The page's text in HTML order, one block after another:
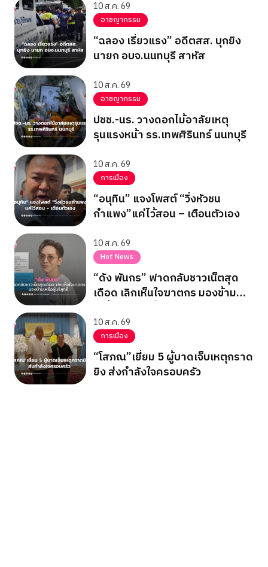
10 ส.ค. 69
อาชญากรรม
“ฉลอง เรี่ยวแรง” อดีตสส. บุกยิง
นายก อบจ.นนทบุรี สาหัส
10 ส.ค. 69
อาชญากรรม
ปชช.-นร. วางดอกไม้อาลัยเหตุ
รุนแรงหน้า รร.เทพศิรินทร์ นนทบุรี
10 ส.ค. 69
การเมือง
“อนุทิน” แจงโพสต์ “วิ่งหัวชน
กำแพง”แค่ไว้สอน – เตือนตัวเอง
10 ส.ค. 69
Hot News
“ดัง พันกร” ฟาดกลับชาวเน็ตสุด
เดือด เลิกเห็นใจฆาตกร มองข้าม
10 ส.ค. 69
การเมือง
“โสภณ”เยี่ยม 5 ผู้บาดเจ็บเหตุกราด
ยิง ส่งกำลังใจครอบครัว